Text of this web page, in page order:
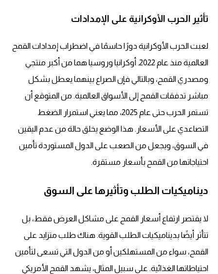
تأثير الحرب الأوكرانية على الإمدادات
لعبت الحرب الأوكرانية دورًا حاسمًا في اضطراب إمدادات القمح
العالمية
منذ عام 2022. أوكرانيا وروسيا هما من أكبر منتجي
ومصدري القمح، وبالتالي فإن الصراع بينهما يعطل بشكل
مباشر تدفقات القمح إلى الأسواق العالمية. من المتوقع أن
تستمر الحرب حتى عام 2025، مما يعني استمرار الضغط
التصاعدي على الأسعار. هذا الوضع يخلق حالة من عدم اليقين
في السوق، ويجعل من الصعب على الدول المستوردة تأمين
احتياجاتها من القمح بأسعار مستقرة.
ديناميكيات الطلب وتأثيرها على السوق
لا يقتصر ارتفاع أسعار القمح على مشاكل العرض فقط، بل
تتأثر أيضًا بديناميكيات الطلب القوية. هناك طلب متزايد على
القمح، سواء من المستهلكين أو من الدول التي تسعى لتأمين
احتياطاتها الغذائية. على سبيل المثال، يشهد القمح الأمريكي